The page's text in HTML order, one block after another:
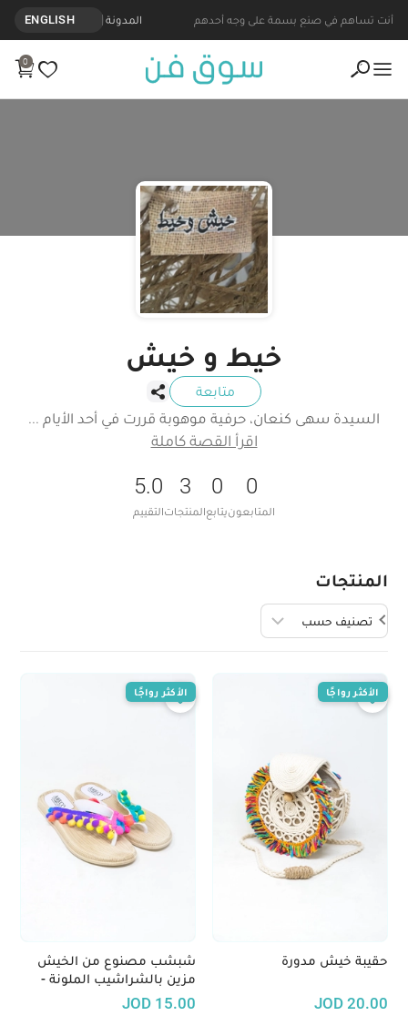
أنت تساهم في صنع بسمة على وجه أحدهم المدونة ENGLISH
0
خيط و خيش
متابعة
السيدة سهى كنعان، حرفية موهوبة قررت في أحد الأيام
اقرأ القصة كاملة
0
المتابعون
0
يتابع
3
المنتجات
5.0
التقييم
المنتجات
حقيبة خيش مدورة
20.00
JOD
الأكثر رواجًا
شبشب مصنوع من الخيش
مزين بالشراشيب الملونة -
عدة تصاميم
15.00
JOD
الأكثر رواجًا